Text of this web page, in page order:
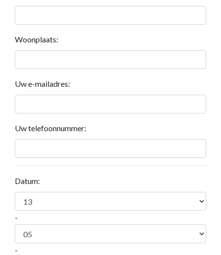
Woonplaats:
Uw e-mailadres:
Uw telefoonnummer:
Datum:
-
-